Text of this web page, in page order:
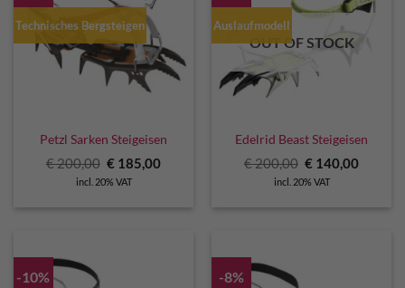
Technisches Bergsteigen
Petzl Sarken Steigeisen
€200,00 Original
was:
€ 185,00Current
incl. 20% VAT
Auslaufmodell
OUT OF STOCK
Edelrid Beast Steigeisen
€200,00 Original
was:
€ 140,00Current
incl. 20% VAT
-10% -8%